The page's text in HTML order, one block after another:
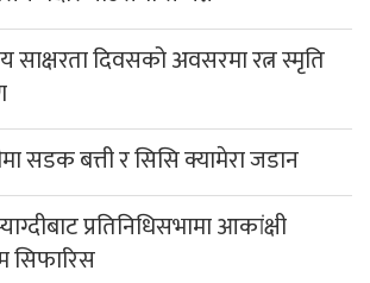
साक्षरता दिवसको अवसरमा रत्न स्मृति
सडक बत्ती र सिसि क्यामेरा जडान
प्रतिनिधिसभामा आकांक्षी
सिफारिस